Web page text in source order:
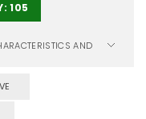
105
AND